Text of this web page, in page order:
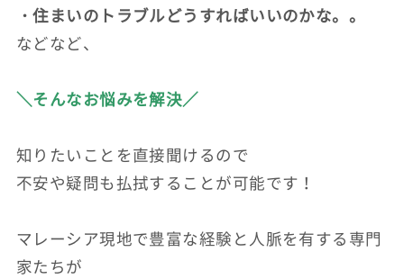
・住まいのトラブルどうすればいいのかな。。
などなど、
＼そんなお悩みを解決／
知りたいことを直接聞けるので
不安や疑問も払拭することが可能です！
マレーシア現地で豊富な経験と人脈を有する専門
家たちが